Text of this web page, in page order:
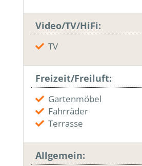
Video/TV/HiFi:
TV
Freizeit/Freiluft:
Gartenmöbel
Fahrräder
Terrasse
Allgemein: